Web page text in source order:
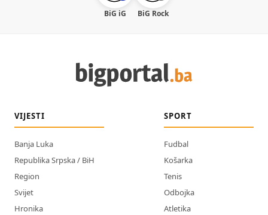
BiG iG BiG Rock
VIJESTI
Banja Luka
Republika Srpska / BiH
Region
Svijet
Hronika
SPORT
Fudbal
Košarka
Tenis
Odbojka
Atletika